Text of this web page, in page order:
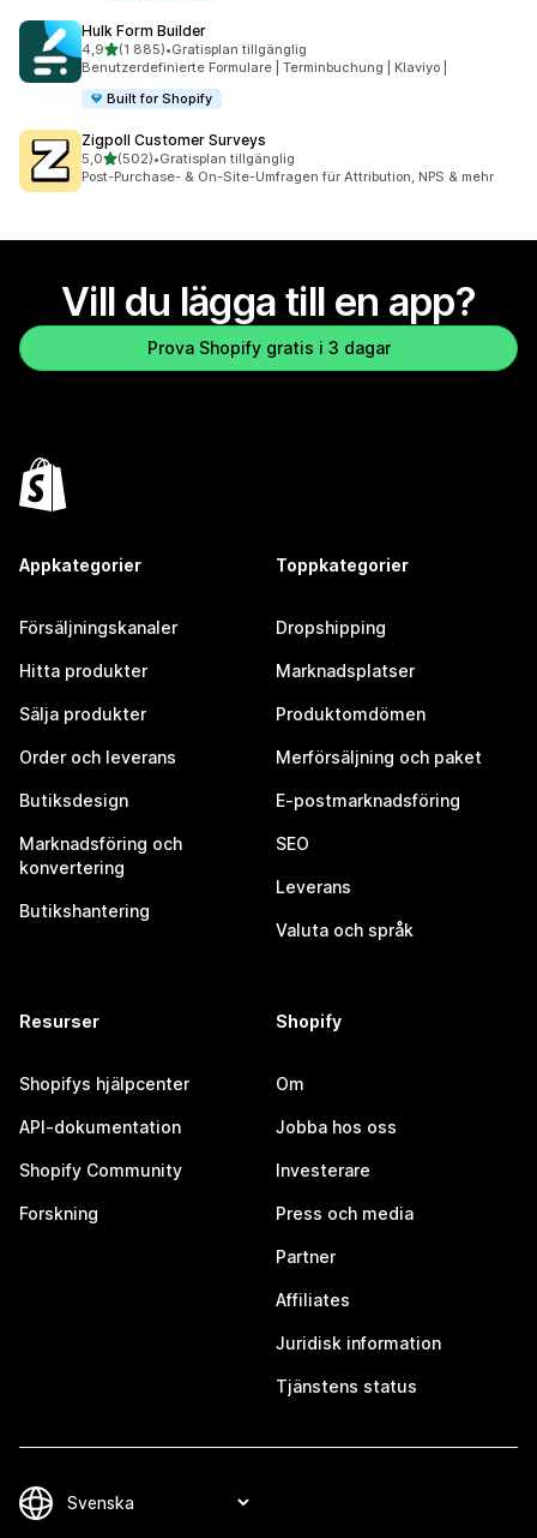
Hulk Form Builder
4,9av 5 stjärnor
(1 885)
1885 recensioner totalt
•Gratisplan tillgänglig
Benutzerdefinierte Formulare | Terminbuchung | Klaviyo |
Built for Shopify
Zigpoll Customer Surveys
5,0av 5 stjärnor
(502)
502 recensioner totalt
•Gratisplan tillgänglig
Post-Purchase- & On-Site-Umfragen für Attribution, NPS & mehr
Vill du lägga till en app?
Prova Shopify gratis i 3 dagar
Appkategorier
Försäljningskanaler
Hitta produkter
Sälja produkter
Order och leverans
Butiksdesign
Marknadsföring och
konvertering
Butikshantering
Toppkategorier
Dropshipping
Marknadsplatser
Produktomdömen
Merförsäljning och paket
E-postmarknadsföring
SEO
Leverans
Valuta och språk
Resurser
Shopifys hjälpcenter
API-dokumentation
Shopify Community
Forskning
Shopify
Om
Jobba hos oss
Investerare
Press och media
Partner
Affiliates
Juridisk information
Tjänstens status